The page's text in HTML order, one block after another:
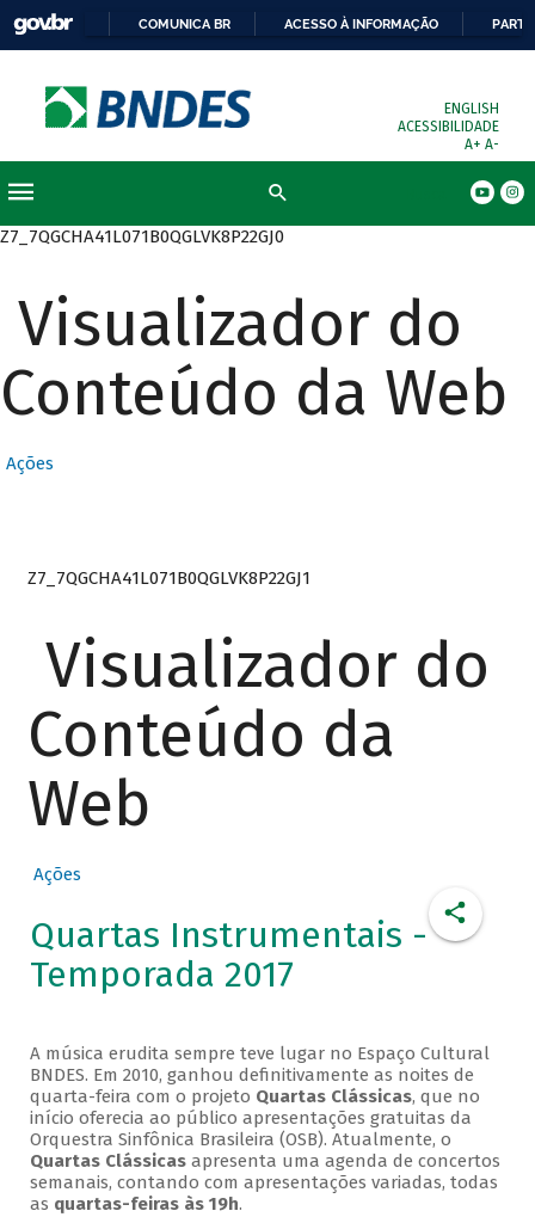
COMUNICA BR ACESSO À INFORMAÇÃO
ENGLISH
ACESSIBILIDADE
A+ A-
Z7_7QGCHA41L071B0QGLVK8P22GJ0
Visualizador do
Conteúdo da Web
Ações
Z7_7QGCHA41L071B0QGLVK8P22GJ1
Visualizador do
Conteúdo da
Web
Ações
Quartas Instrumentais -
Temporada 2017
A música erudita sempre teve lugar no Espaço Cultural
BNDES. Em 2010, ganhou definitivamente as noites de
quarta-feira com o projeto Quartas Clássicas, que no
início oferecia ao público apresentações gratuitas da
Orquestra Sinfônica Brasileira (OSB). Atualmente, o
Quartas Clássicasapresenta uma agenda de concertos
semanais, contando com apresentações variadas, todas
as quartas-feiras às 19h.